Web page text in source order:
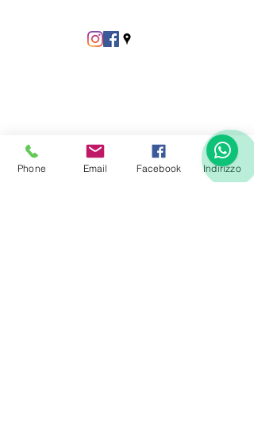
Phone Email Facebook Indirizzo